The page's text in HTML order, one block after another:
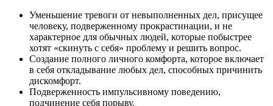
Уменьшение тревоги от невыполненных дел, присущее
человеку, подверженному прокрастинации, и не
характерное для обычных людей, которые побыстрее
хотят «скинуть с себя» проблему и решить вопрос.
Создание полного личного комфорта, которое включает
в себя откладывание любых дел, способных причинить
дискомфорт.
Подверженность импульсивному поведению,
подчинение себя порыву.